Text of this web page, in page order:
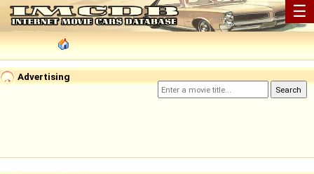
☰
Advertising